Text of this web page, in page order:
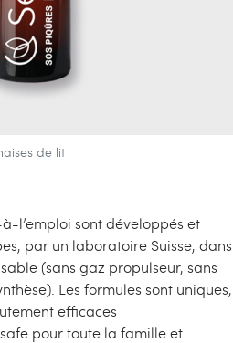
de lit
l’emploi sont développés et
par un laboratoire Suisse, dans
(sans gaz propulseur, sans
Les formules sont uniques,
efficaces
pour toute la famille et